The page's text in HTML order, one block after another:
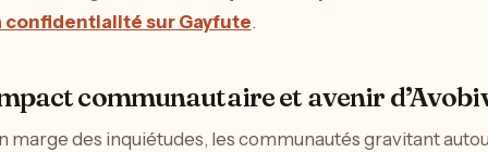
confidentialité sur Gayfute.
communautaire et avenir
marge des inquiétudes, les communautés gravitant